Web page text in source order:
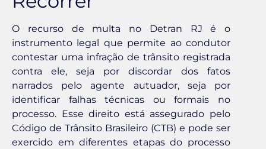
O recurso de multa no Detran RJ é o
instrumento legal que permite ao condutor
contestar uma infração de trânsito registrada
contra ele, seja por discordar dos fatos
narrados pelo agente autuador, seja por
identificar falhas técnicas ou formais no
processo. Esse direito está assegurado pelo
Código de Trânsito Brasileiro (CTB) e pode ser
exercido em diferentes etapas do processo